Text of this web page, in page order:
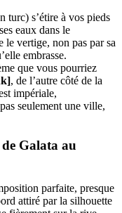
turc) s’étire à vos pieds
eaux dans le
le vertige, non pas par sa
embrasse.
que vous pourriez
, de l’autre côté de la
impériale,
seulement une ville,
Galata au
parfaite, presque
attiré par la silhouette